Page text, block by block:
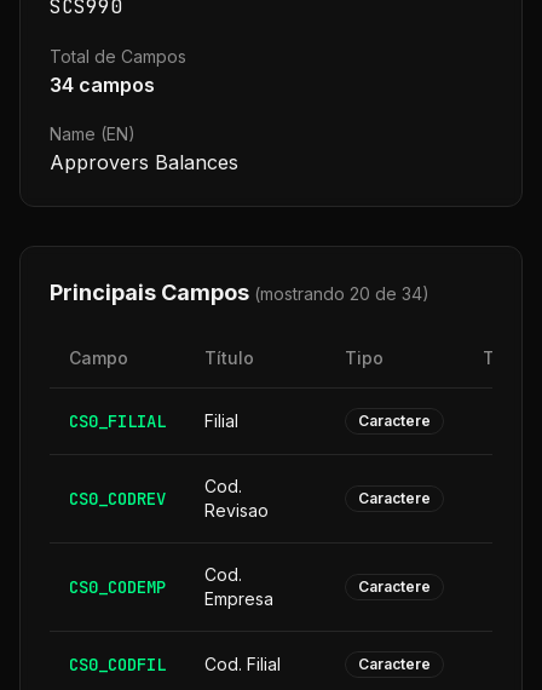
SCS990
Total de Campos
34 campos
Name (EN)
Approvers Balances
Principais Campos (mostrando 20 de 34)
Campo Título Tipo
CS0_FILIAL Filial Caractere
CS0_CODREV
Cod.
Revisao
Caractere
CS0_CODEMP
Cod.
Empresa
Caractere
CS0_CODFIL Cod. Filial Caractere